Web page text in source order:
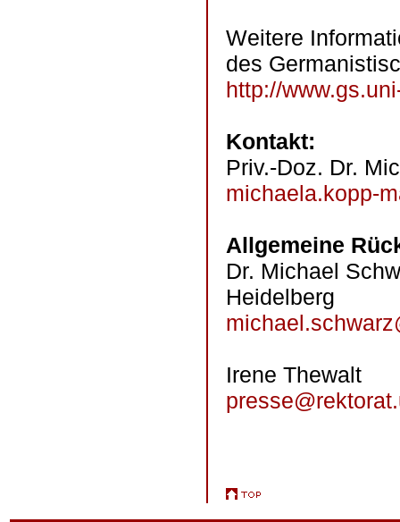
Weitere
des
http://
Kontakt:
Priv.-Doz. Dr.
michaela.kopp-
Allgemeine
Dr. Michael
Heidelberg
Irene Thewalt